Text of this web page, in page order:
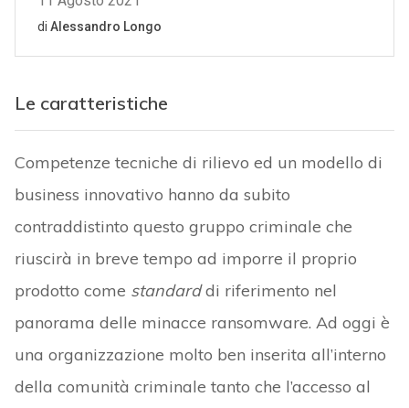
Le caratteristiche
Competenze tecniche di rilievo ed un modello di
business innovativo hanno da subito
contraddistinto questo gruppo criminale che
riuscirà in breve tempo ad imporre il proprio
prodotto come standarddi riferimento nel
panorama delle minacce ransomware. Ad oggi è
una organizzazione molto ben inserita all’interno
della comunità criminale tanto che l’accesso al